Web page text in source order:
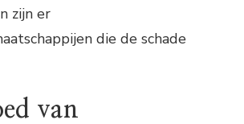
zijn er
die de schade
van